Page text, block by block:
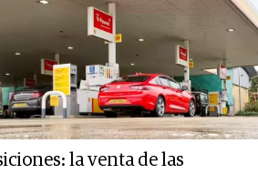
la venta de las